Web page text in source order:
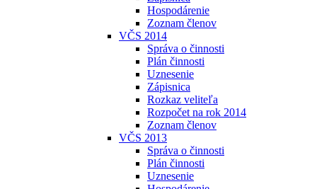
Hospodárenie
Zoznam členov
VČS 2014
Správa o činnosti
Plán činnosti
Uznesenie
Zápisnica
Rozkaz veliteľa
Rozpočet na rok 2014
Zoznam členov
VČS 2013
Správa o činnosti
Plán činnosti
Uznesenie